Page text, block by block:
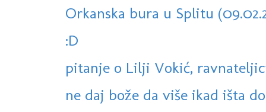
Orkanska bura u Splitu
:D
pitanje o Lilji Vokić,
ne daj bože da više ikad išta